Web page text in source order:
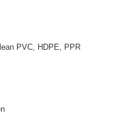
PVC, HDPE, PPR